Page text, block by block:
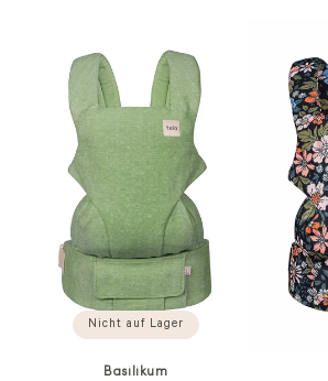
Nicht auf Lager
Basilikum